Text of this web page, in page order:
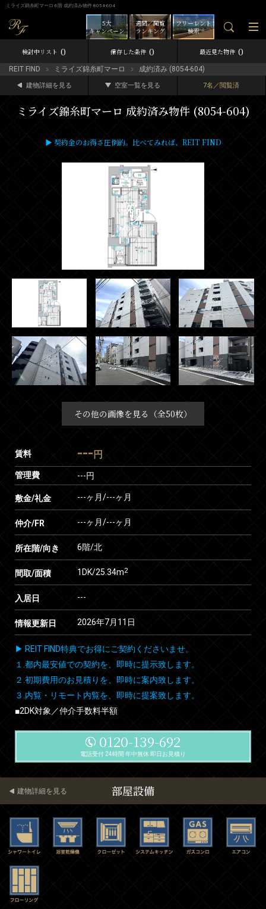
ミライズ錦糸町マーロ 6階 成約済み物件 8054-604
フリーレント
検索
週間／閲覧
ランキング
5大
キャンペーン
検討中リスト 0 保存した条件 0 最近見た物件 0
REIT FIND ミライズ錦糸町マーロ 成約済み (8054-604)
建物詳細を見る 空室一覧を見る 7名／閲覧済
ミライズ錦糸町マーロ 成約済み物件 (8054-604)
▶ 契約金のお得さ圧倒的。比べてみれば、REIT FIND
その他の画像を見る（全50枚）
賃料 --- 円
管理費 ---円
敷金/礼金 ---ヶ月/---ヶ月
仲介/FR ---ヶ月/---ヶ月
所在階/向き 6階/北
間取/面積 1DK/25.34m2
入居日 ---
情報更新日 2026年7月11日
▶ REIT FIND特典でお得にご契約くださいませ。
１.都内最安値での契約を、即時に提示致します。
２.初期費用のお見積りを、即時に案内致します。
３.内覧・リモート内覧を、即時に提案致します。
■2DK対象／仲介手数料半額
0120-139-692
電話受付 24時間 年中無休 即日お見積り
部屋設備
建物詳細を見る